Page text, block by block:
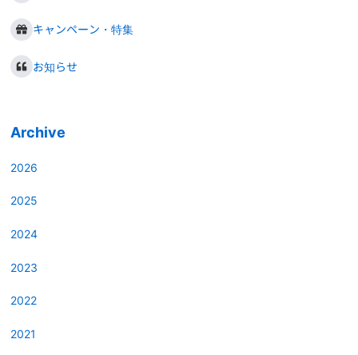
キャンペーン・特集
お知らせ
Archive
2026
2025
2024
2023
2022
2021